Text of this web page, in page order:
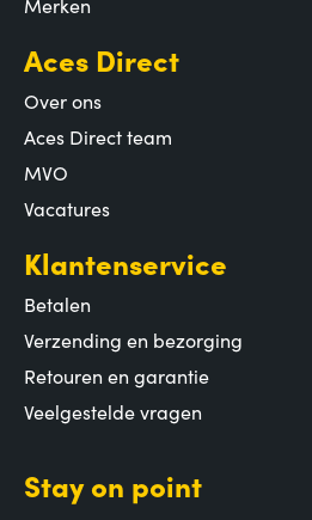
Aces Direct
Over ons
Aces Direct team
MVO
Vacatures
Klantenservice
Betalen
Verzending en bezorging
Retouren en garantie
Veelgestelde vragen
Stay on point